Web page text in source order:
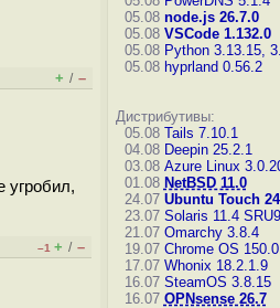
+ / –
угробил,
–1 + / –
05.08 node.js 26.7.0
05.08 VSCode 1.132.0
05.08 Python 3.13.15,
05.08 hyprland 0.56.2
Дистрибутивы:
05.08 Tails 7.10.1
04.08 Deepin 25.2.1
03.08 Azure Linux
01.08 NetBSD 11.0
24.07 Ubuntu Touch
23.07 Solaris 11.4
21.07 Omarchy 3.8.4
19.07 Chrome OS
17.07 Whonix 18.2.1.9
16.07 SteamOS 3.8.15
16.07 OPNsense 26.7